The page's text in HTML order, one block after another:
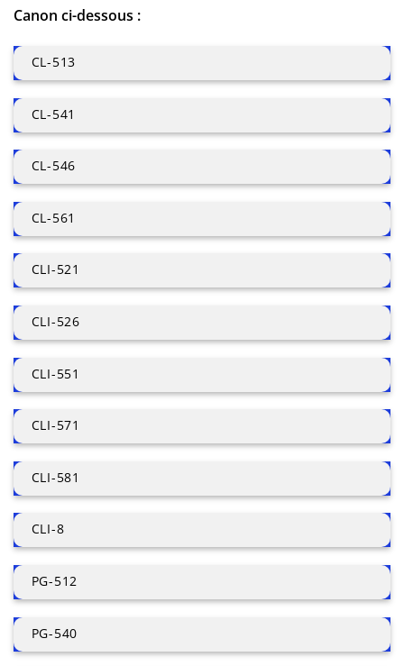
Canon ci-dessous :
CL-513
CL-541
CL-546
CL-561
CLI-521
CLI-526
CLI-551
CLI-571
CLI-581
CLI-8
PG-512
PG-540